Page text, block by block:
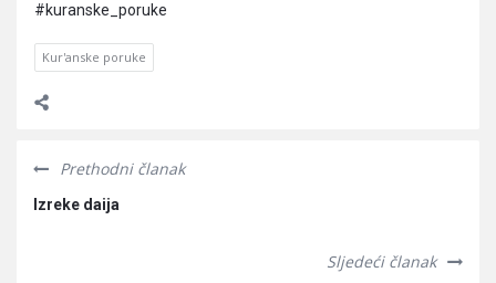
#kuranske_poruke
Kur'anske poruke
Prethodni članak
Izreke daija
Sljedeći članak